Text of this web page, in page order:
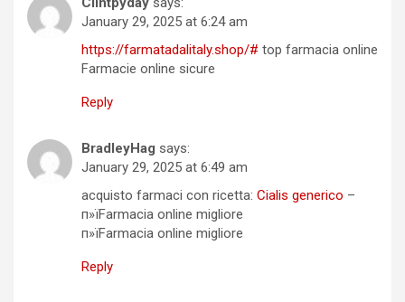
January 29, 2025 at 6:24 am
https://farmatadalitaly.shop/# top farmacia online
Farmacie online sicure
Reply
BradleyHag says:
January 29, 2025 at 6:49 am
acquisto farmaci con ricetta: Cialis generico –
п»їFarmacia online migliore
п»їFarmacia online migliore
Reply